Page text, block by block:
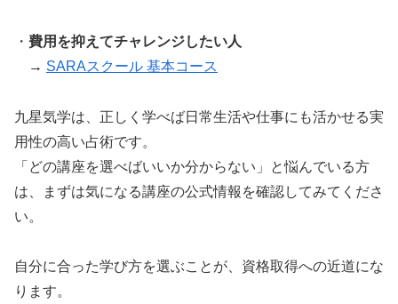
・ 費用を抑えてチャレンジしたい人
→ SARAスクール 基本コース
九星気学は、正しく学べば日常生活や仕事にも活かせる実
用性の高い占術です。
「どの講座を選べばいいか分からない」と悩んでいる方
は、まずは気になる講座の公式情報を確認してみてくださ
い。
自分に合った学び方を選ぶことが、資格取得への近道にな
ります。